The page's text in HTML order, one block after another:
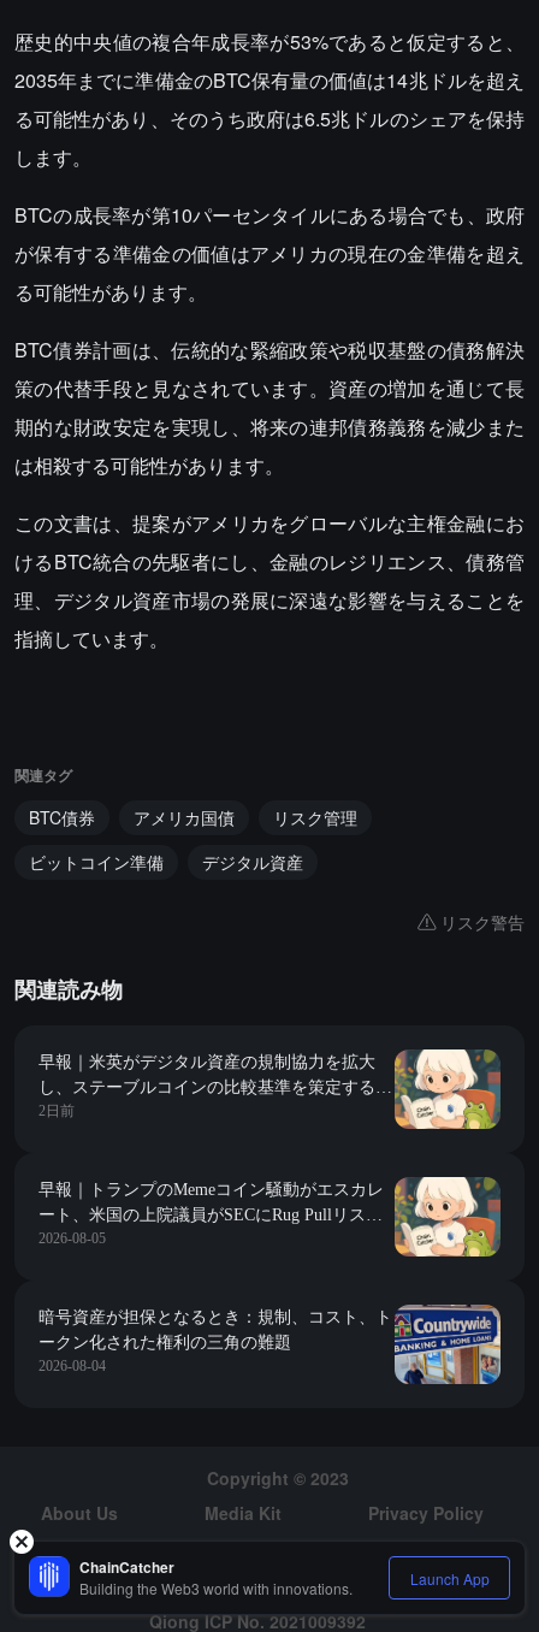
歴史的中央値の複合年成長率が53%であると仮定すると、
2035年までに準備金のBTC保有量の価値は14兆ドルを超え
る可能性があり、そのうち政府は6.5兆ドルのシェアを保持
します。
BTCの成長率が第10パーセンタイルにある場合でも、政府
が保有する準備金の価値はアメリカの現在の金準備を超え
る可能性があります。
BTC債券計画は、伝統的な緊縮政策や税収基盤の債務解決
策の代替手段と見なされています。資産の増加を通じて長
期的な財政安定を実現し、将来の連邦債務義務を減少また
は相殺する可能性があります。
この文書は、提案がアメリカをグローバルな主権金融にお
けるBTC統合の先駆者にし、金融のレジリエンス、債務管
理、デジタル資産市場の発展に深遠な影響を与えることを
指摘しています。
関連タグ
BTC債券 アメリカ国債
リスク管理
ビットコイン準備
デジタル資産
リスク警告
関連読み物
早報｜米英がデジタル資産の規制協力を拡大
し、ステーブルコインの比較基準を策定する計
画；S&P 500が1ヶ月で2.1兆ドルの時価総額を
2日前
早報｜トランプのMemeコイン騒動がエスカレ
ート、米国の上院議員がSECにRug Pullリスク
の調査を要求；CZがBTCのデータ喪失に応
2026-08-05
暗号資産が担保となるとき：規制、コスト、ト
ークン化された権利の三角の難題
2026-08-04
Copyright © 2023
About Us
Media Kit
Privacy Policy
Risk Warning
Hiring
Qiong ICP No. 2021009392
ChainCatcher
Building the Web3 world with innovations. Launch App